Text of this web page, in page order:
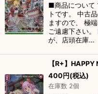
■商品について
トです。 中古
ますので、 極
ご遠慮下さい
が、店頭在庫…
【R+】
400円(税込)
在庫数 2個